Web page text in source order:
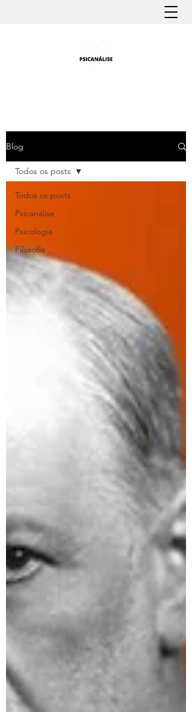
Blog
Todos os posts
Psicanálise
Psicologia
Filosofia
Todos os posts